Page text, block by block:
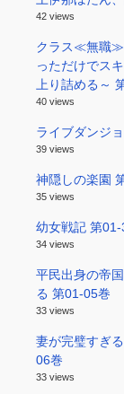
42 views
クラス≪無職≫
っただけでス
上り詰める～
40 views
ライブダンジ
39 views
神隠しの楽園
35 views
幼女戦記 第01-
34 views
平民出身の帝
る 第01-05巻
33 views
妻が完璧すぎ
06巻
33 views